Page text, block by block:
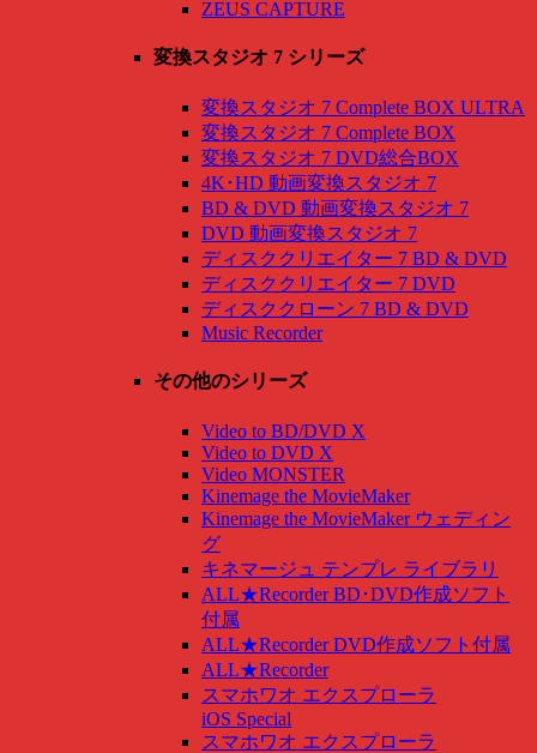
ZEUS CAPTURE
変換スタジオ 7 シリーズ
変換スタジオ 7 Complete BOX ULTRA
変換スタジオ 7 Complete BOX
変換スタジオ 7 DVD総合BOX
4K･HD 動画変換スタジオ 7
BD & DVD 動画変換スタジオ 7
DVD 動画変換スタジオ 7
ディスククリエイター 7 BD & DVD
ディスククリエイター 7 DVD
ディスククローン 7 BD & DVD
Music Recorder
その他のシリーズ
Video to BD/DVD X
Video to DVD X
Video MONSTER
Kinemage the MovieMaker
Kinemage the MovieMaker ウェディン
グ
キネマージュ テンプレ ライブラリ
ALL★Recorder BD･DVD作成ソフト
付属
ALL★Recorder DVD作成ソフト付属
ALL★Recorder
スマホワオ エクスプローラ
iOS Special
スマホワオ エクスプローラ